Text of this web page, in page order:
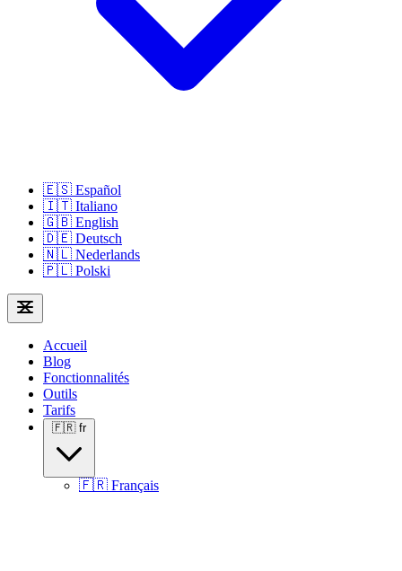
🇪🇸 Español
🇮🇹 Italiano
🇬🇧 English
🇩🇪 Deutsch
🇳🇱 Nederlands
🇵🇱 Polski
Accueil
Blog
Fonctionnalités
Outils
Tarifs
🇫🇷 fr
🇫🇷 Français